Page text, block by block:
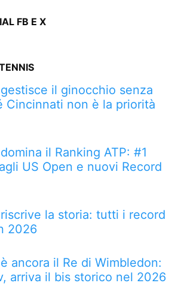
FB E X
il ginocchio senza
Cincinnati non è la priorità
il Ranking ATP: #1
US Open e nuovi Record
la storia: tutti i record
2026
ancora il Re di Wimbledon:
arriva il bis storico nel 2026